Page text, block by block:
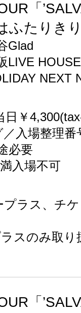
「
ふたりき
Glad
LIVE HOUSE
NEXT
日￥
入場整理番
必要
入場不可
プラス、チ
スのみ取り
「